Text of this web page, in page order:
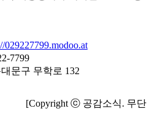
029227799.modoo.at
7799
문구 무학로 132
[Copyright ⓒ 공감소식. 무